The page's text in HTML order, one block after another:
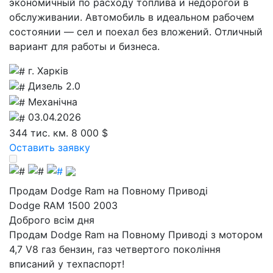
обслуживании. Автомобиль в идеальном рабочем
состоянии — сел и поехал без вложений. Отличный
вариант для работы и бизнеса.
г. Харків
Дизель 2.0
Механічна
03.04.2026
344 тис. км. 8 000 $
Оставить заявку
Продам Dodge Ram на Повному Приводі
Dodge RAM 1500 2003
Доброго всім дня
Продам Dodge Ram на Повному Приводі з мотором
4,7 V8 газ бензин, газ четвертого покоління
вписаний у техпаспорт!